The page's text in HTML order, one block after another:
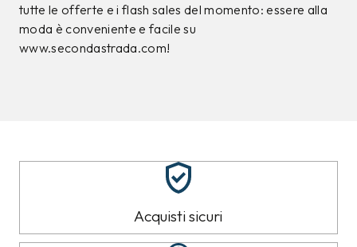
tutte le offerte e i flash sales del momento: essere alla
moda è conveniente e facile su
www.secondastrada.com!
Acquisti sicuri